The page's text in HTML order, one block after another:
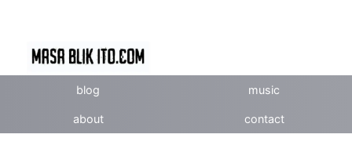
blog music
about contact